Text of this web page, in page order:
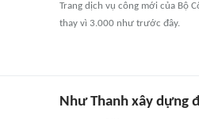
Trang dịch vụ công mới của Bộ
thay vì 3.000 như trước đây.
Như Thanh xây dựng